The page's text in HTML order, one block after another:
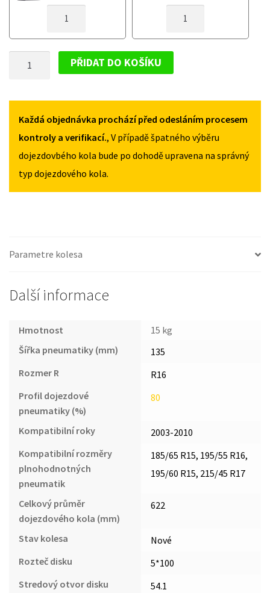
KOLO
2003-
KOLO
2003-
PRIUS
2003-
135/80R16
MNOŽSTVÍ
PŘIDAT DO KOŠÍKU
Každá objednávka prochází před odesláním procesem
kontroly a verifikací., V případě špatného výběru
dojezdovbého kola bude po dohodě upravena na správný
typ dojezdového kola.
Parametre kolesa
Další informace
Hmotnost
15 kg
Šířka pneumatiky (mm)
135
Rozmer R
R16
Profil dojezdové
pneumatiky (%)
80
Kompatibilní roky
2003-2010
Kompatibilní rozměry
plnohodnotných
pneumatik
185/65 R15, 195/55 R16,
195/60 R15, 215/45 R17
Celkový průměr
dojezdového kola (mm)
622
Stav kolesa
Nové
Rozteč disku
5*100
Stredový otvor disku
54.1